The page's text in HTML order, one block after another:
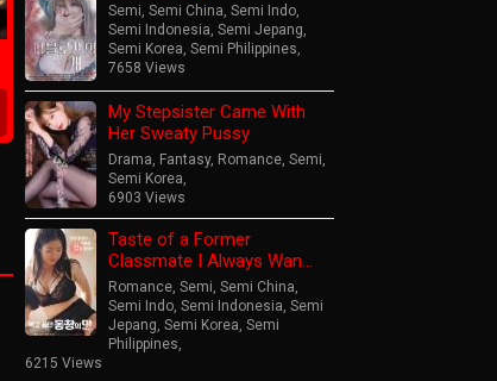
Semi Semi China Semi Indo
Semi Indonesia Semi Jepang
Semi Korea Semi Philippines
7658 Views
My Stepsister Came With
Her Sweaty Pussy
Drama Fantasy, Romance Semi
Semi Korea
6903 Views
Taste of a Former
Classmate I Always Wan…
Romance Semi Semi China
Semi Indo Semi Indonesia Semi
Jepang Semi Korea Semi
Philippines
6215 Views